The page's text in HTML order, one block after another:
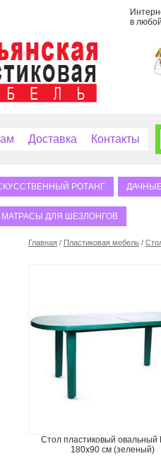
в
Доставка Контакты
РОТАНГ
МАТРАСЫ ДЛЯ ШЕЗЛОНГОВ
Главная / Пластиковая мебель /
Стол пластиковый овальный
180х90 см (зеленый)